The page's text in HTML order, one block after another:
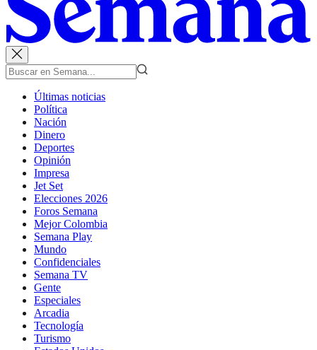
Últimas noticias
Política
Nación
Dinero
Deportes
Opinión
Impresa
Jet Set
Elecciones 2026
Foros Semana
Mejor Colombia
Semana Play
Mundo
Confidenciales
Semana TV
Gente
Especiales
Arcadia
Tecnología
Turismo